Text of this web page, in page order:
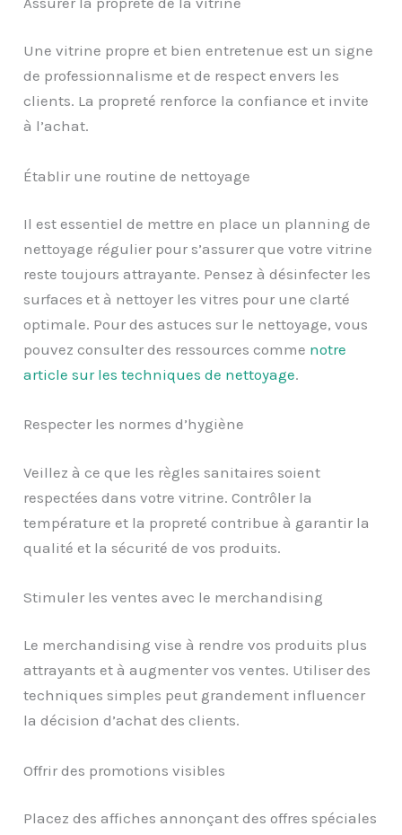
Une vitrine propre et bien entretenue est un signe
de professionnalisme et de respect envers les
clients. La propreté renforce la confiance et invite
à l’achat.
Établir une routine de nettoyage
Il est essentiel de mettre en place un planning de
nettoyage régulier pour s’assurer que votre vitrine
reste toujours attrayante. Pensez à désinfecter les
surfaces et à nettoyer les vitres pour une clarté
optimale. Pour des astuces sur le nettoyage, vous
pouvez consulter des ressources comme notre
article sur les techniques de nettoyage.
Respecter les normes d’hygiène
Veillez à ce que les règles sanitaires soient
respectées dans votre vitrine. Contrôler la
température et la propreté contribue à garantir la
qualité et la sécurité de vos produits.
Stimuler les ventes avec le merchandising
Le merchandising vise à rendre vos produits plus
attrayants et à augmenter vos ventes. Utiliser des
techniques simples peut grandement influencer
la décision d’achat des clients.
Offrir des promotions visibles
Placez des affiches annonçant des offres spéciales